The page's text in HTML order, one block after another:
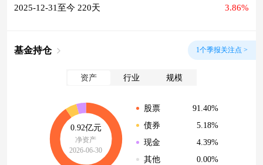
2025-12-31至今 220天 3.86%
基金持仓 1个季报关注点 >
资产 行业 规模
0.92亿元
净资产
2026-06-30
股票
91.40%
债券
5.18%
现金
4.39%
其他
0.00%